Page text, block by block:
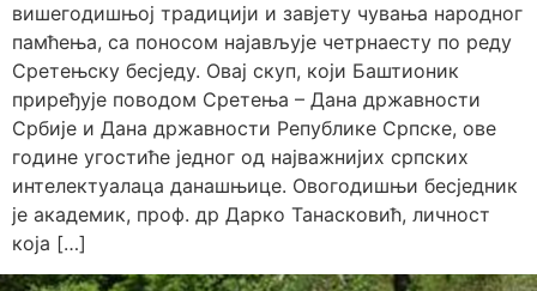
вишегодишњој традицији и завјету чувања народног
памћења, са поносом најављује четрнаесту по реду
Сретењску бесједу. Овај скуп, који Баштионик
приређује поводом Сретења – Дана државности
Србије и Дана државности Републике Српске, ове
године угостиће једног од најважнијих српских
интелектуалаца данашњице. Овогодишњи бесједник
је академик, проф. др Дарко Танасковић, личност
која […]